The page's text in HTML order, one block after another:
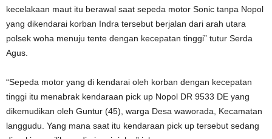
kecelakaan maut itu berawal saat sepeda motor Sonic tanpa Nopol
yang dikendarai korban Indra tersebut berjalan dari arah utara
polsek woha menuju tente dengan kecepatan tinggi” tutur Serda
Agus.
“Sepeda motor yang di kendarai oleh korban dengan kecepatan
tinggi itu menabrak kendaraan pick up Nopol DR 9533 DE yang
dikemudikan oleh Guntur (45), warga Desa waworada, Kecamatan
langgudu. Yang mana saat itu kendaraan pick up tersebut sedang